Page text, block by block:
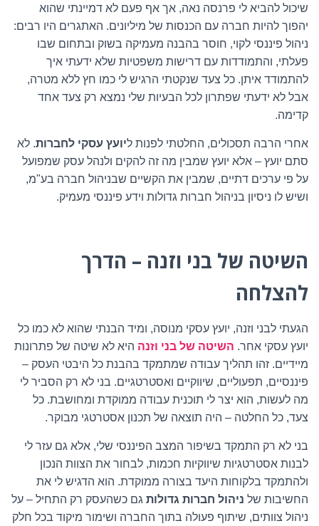
שיכול להביא לי פרנסה נאה, אך אף פעם לא דמיינתי שהוא
יהפוך להיות חברה עם הכנסות של מיליונים. האתגרים היו רבים:
ניהול פיננסי לקוי, חוסר בהבנה מעמיקה בשוק ובתחום שבו
פעלתי, והתמודדות עם דרישות משפטיות שלא ידעתי איך
להתמודד איתן. כל צעד שנקטתי הרגיש לי כמו חץ ללא מטרה,
אבל לא ידעתי שפתרון לכל הבעיות שלי נמצא רק צעד אחד
קדימה.
אחרי הרבה תסכולים, החלטתי לפנות ליועץ עסקי לחברות. לא
סתם יועץ – אלא יועץ שמבין מה זה להקים ולנהל עסק שמפועל
על פי ערכים דתיים, שמבין את הקשיים שבניהול חברה בע"מ,
ושיש לו ניסיון בניהול חברות גדולות וידע פיננסי מעמיק.
השיטה של בני וזנה – הדרך
להצלחה
הגעתי לבני וזנה, יועץ עסקי מנוסה, ומיד הבנתי שהוא לא כמו כל
יועץ עסקי אחר. השיטה של בני וזנה היא לא שיטה של פתרונות
מיידיים. זהו תהליך עבודה שמתמקד בהבנת כל היבטי העסק –
פיננסיים, תפעוליים, שיווקיים ואסטרטגיים. בני לא רק הסביר לי
מה לעשות, הוא יצר לי תוכנית עבודה ממוקדת ומחושבת. כל
צעד, כל החלטה – היה תוצאה של תכנון אסטרטגי מבוקר.
בני לא רק התמקד בשיפור המצב הפיננסי שלי, אלא גם עזר לי
לבנות אסטרטגיות שיווקיות חכמות, לבחור את הצוות הנכון
ולהתמקד בלקוחות היעד בצורה ממוקדת. הוא הדגיש לי את
החשיבות של ניהול חברות גדולות גם כשהעסק רק התחיל – על
ניהול צוותים, שיתוף פעולה בתוך החברה ושימור מיקוד בכל חלק